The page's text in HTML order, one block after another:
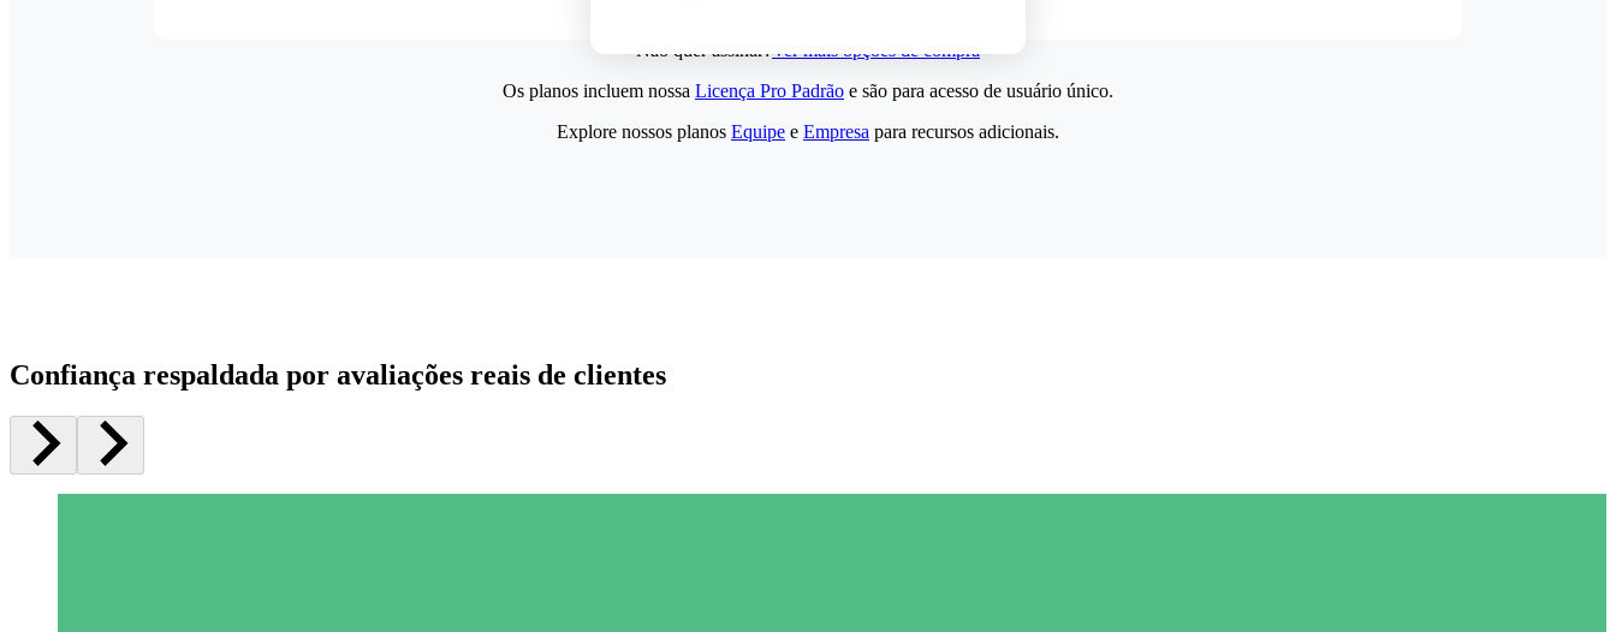
Não quer assinar?Ver mais opções de compra
Os planos incluem nossa Licença Pro Padrão e são para acesso de usuário único.
Explore nossos planos Equipe e Empresa para recursos adicionais.
Confiança respaldada por avaliações reais de clientes